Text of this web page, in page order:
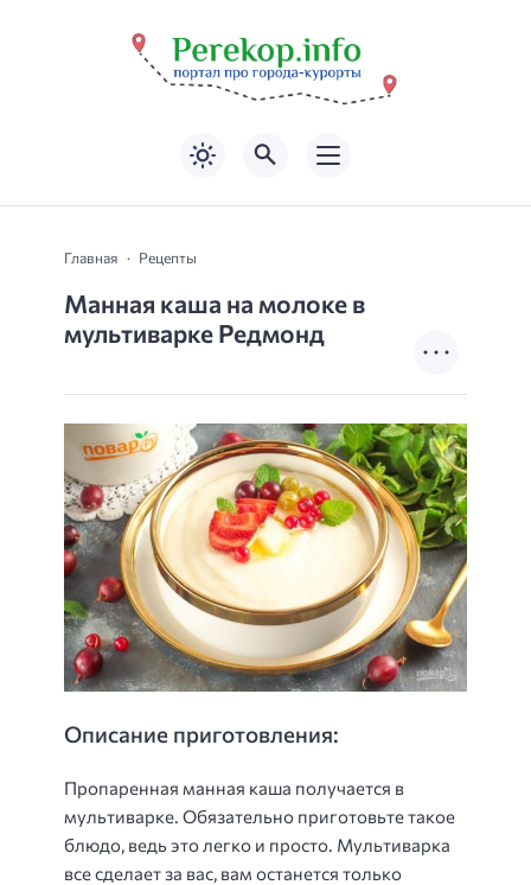
Главная Рецепты
Манная каша на молоке в
мультиварке Редмонд
Описание приготовления:
Пропаренная манная каша получается в
мультиварке. Обязательно приготовьте такое
блюдо, ведь это легко и просто. Мультиварка
все сделает за вас, вам останется только